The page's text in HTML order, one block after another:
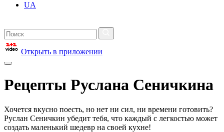
UA
Открыть в приложении
Рецепты Руслана Сеничкина
Хочется вкусно поесть, но нет ни сил, ни времени готовить?
Руслан Сеничкин убедит тебя, что каждый с легкостью может
создать маленький шедевр на своей кухне!